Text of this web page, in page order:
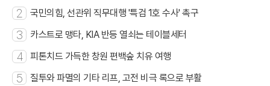
2 국민의힘, 선관위 직무대행 '특검 1호 수사' 촉구
3 카스트로 맹타, KIA 반등 열쇠는 테이블세터
4 피톤치드 가득한 창원 편백숲 치유 여행
5 질투와 파멸의 기타 리프, 고전 비극 록으로 부활